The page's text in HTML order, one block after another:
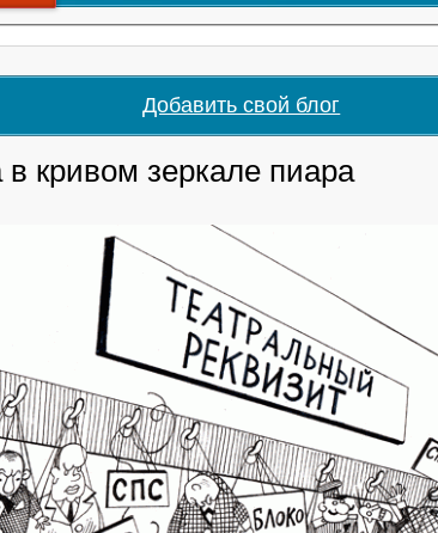
Добавить свой блог
в кривом зеркале пиара